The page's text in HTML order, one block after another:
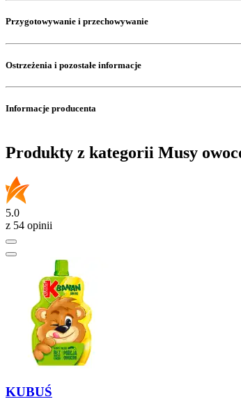
Przygotowywanie i przechowywanie
Ostrzeżenia i pozostałe informacje
Informacje producenta
Produkty z kategorii Musy
5.0
z 54 opinii
KUBUŚ